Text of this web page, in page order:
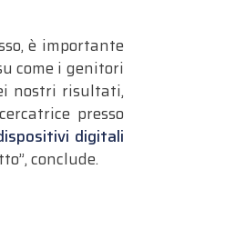
è importante
come i genitori
nostri risultati,
presso
digitali
conclude.